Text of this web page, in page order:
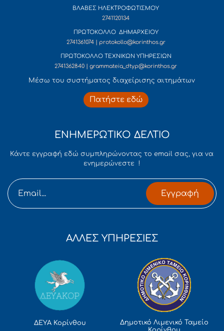
ΒΛΑΒΕΣ ΗΛΕΚΤΡΟΦΩΤΙΣΜΟΥ
2741120134
ΠΡΩΤΟΚΟΛΛΟ ΔΗΜΑΡΧΕΙΟΥ
2741361074 | protokollo@korinthos.gr
ΠΡΩΤΟΚΟΛΛΟ ΤΕΧΝΙΚΩΝ ΥΠΗΡΕΣΙΩΝ
2741362840 | grammateia_dtyp@korinthos.gr
Mέσω του συστήματος διαχείρισης αιτημάτων
Πατήστε εδώ
ΕΝΗΜΕΡΩΤΙΚΟ ΔΕΛΤΙΟ
Κάντε εγγραφή εδώ συμπληρώνοντας το email σας, για να
ενημερώνεστε !
Εγγραφή
ΑΛΛΕΣ ΥΠΗΡΕΣΙΕΣ
ΔΕΥΑ Κορίνθου
Δημοτικό Λιμενικό Ταμείο